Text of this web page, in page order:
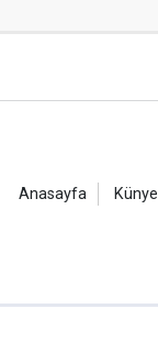
Anasayfa Künye